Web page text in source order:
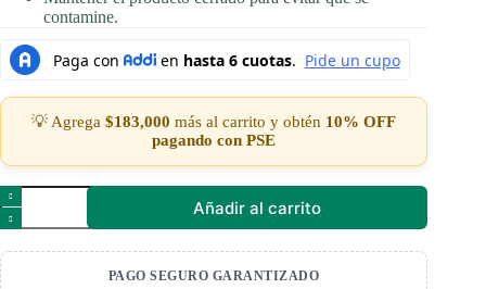
contamine.
💡 Agrega$183,000 más al carrito y obtén 10% OFF
pagando con PSE
Desengrasante
Ecológico
cantidad
Añadir al carrito
PAGO SEGURO GARANTIZADO